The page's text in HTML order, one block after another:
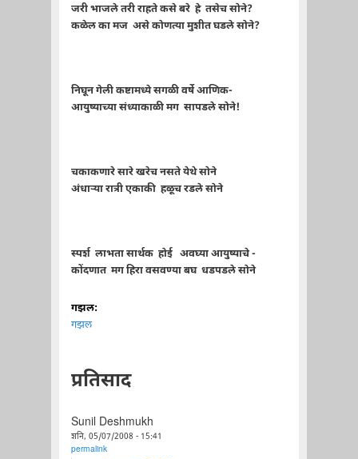
जरी भाजले तरी राहते कसे बरे हे तसेच सोने?
कळेल का मज असे कोणत्या मुशीत घडले सोने?
निघून गेली कष्टामध्ये सगळी वर्षे आणिक-
आयुष्याच्या संध्याकाळी मग सापडले सोने!
चकाकणारे सारे खरेच नसते येथे सोने
अंधार्‍या रात्री एकाकी हळूच रडले सोने
स्पर्श लाभता सार्थक होई अवघ्या आयुष्याचे -
कोंदणात मग हिरा वसवण्या बघ धडपडले सोने
गझल:
गझल
प्रतिसाद
Sunil Deshmukh
शनि, 05/07/2008 - 15:41
permalink